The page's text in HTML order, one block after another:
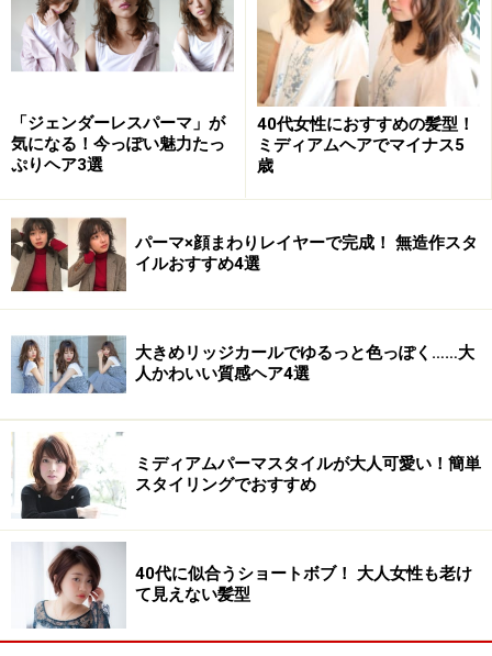
「ジェンダーレスパーマ」が
気になる！今っぽい魅力たっ
ぷりヘア3選
40代女性におすすめの髪型！
ミディアムヘアでマイナス5
歳
パーマ×顔まわりレイヤーで完成！ 無造作スタ
イルおすすめ4選
大きめリッジカールでゆるっと色っぽく……大
人かわいい質感ヘア4選
ミディアムパーマスタイルが大人可愛い！簡単
スタイリングでおすすめ
40代に似合うショートボブ！ 大人女性も老け
て見えない髪型